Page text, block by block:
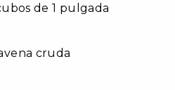
de 1 pulgada
cruda